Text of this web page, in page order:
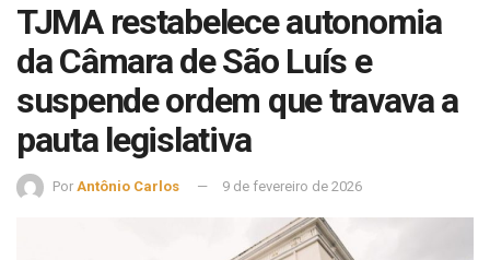
TJMA restabelece autonomia
da Câmara de São Luís e
suspende ordem que travava a
pauta legislativa
Por Antônio Carlos 9 de fevereiro de 2026